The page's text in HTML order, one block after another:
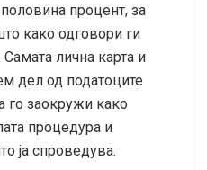
процент, за
како одговори ги
лична карта и
дел од податоците
го заокружи како
процедура и
ја спроведува.